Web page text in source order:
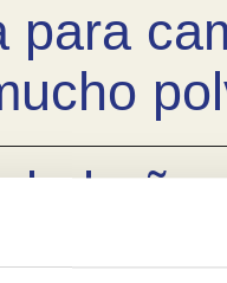
para
la